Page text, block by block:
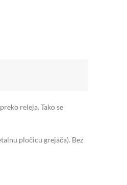
releja. Tako se
pločicu grejača). Bez